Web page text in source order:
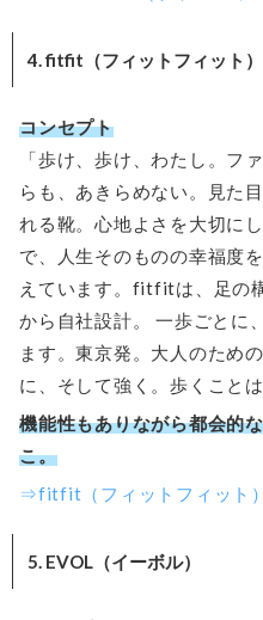
4. fitfit（フィットフィット）
コンセプト
「歩け、歩け、わたし。フ
らも、あきらめない。見た
れる靴。心地よさを大切に
で、人生そのものの幸福度
えています。fitfitは、足の
から自社設計。 一歩ごとに
ます。東京発。大人のため
に、そして強く。歩くこと
機能性もありながら都会的
こ。
⇒fitfit（フィットフィット
5. EVOL（イーボル）